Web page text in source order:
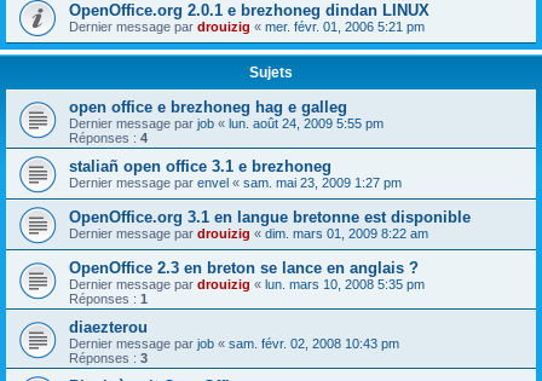
OpenOffice.org 2.0.1 e brezhoneg dindan LINUX
Dernier message par drouizig « mer. févr. 01, 2006 5:21 pm
Sujets
open office e brezhoneg hag e galleg
Dernier message par job « lun. août 24, 2009 5:55 pm
Réponses : 4
staliañ open office 3.1 e brezhoneg
Dernier message par envel « sam. mai 23, 2009 1:27 pm
OpenOffice.org 3.1 en langue bretonne est disponible
Dernier message par drouizig « dim. mars 01, 2009 8:22 am
OpenOffice 2.3 en breton se lance en anglais ?
Dernier message par drouizig « lun. mars 10, 2008 5:35 pm
Réponses : 1
diaezterou
Dernier message par job « sam. févr. 02, 2008 10:43 pm
Réponses : 3